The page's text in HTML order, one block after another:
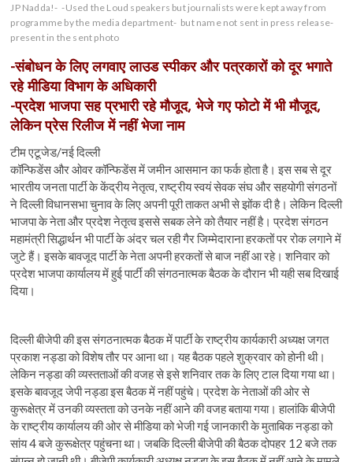
JP Nadda!- -Used the Loud speakers but journalists were kept away from
programme by the media department- but name not sent in press release-
present in the sent photo
-संबोधन के लिए लगवाए लाउड स्पीकर और पत्रकारों को दूर भगाते
रहे मीडिया विभाग के अधिकारी
-प्रदेश भाजपा सह प्रभारी रहे मौजूद, भेजे गए फोटो में भी मौजूद,
लेकिन प्रेस रिलीज में नहीं भेजा नाम
टीम एटूजेड/नई दिल्ली
कॉन्फिडेंस और ओवर कॉन्फिडेंस में जमीन आसमान का फर्क होता है। इस सब से दूर
भारतीय जनता पार्टी के केंद्रीय नेतृत्व, राष्ट्रीय स्वयं सेवक संघ और सहयोगी संगठनों
ने दिल्ली विधानसभा चुनाव के लिए अपनी पूरी ताकत अभी से झोंक दी है। लेकिन दिल्ली
भाजपा के नेता और प्रदेश नेतृत्व इससे सबक लेने को तैयार नहीं है। प्रदेश संगठन
महामंत्री सिद्धार्थन भी पार्टी के अंदर चल रही गैर जिम्मेदाराना हरकतों पर रोक लगाने में
जुटे हैं। इसके बावजूद पार्टी के नेता अपनी हरकतों से बाज नहीं आ रहे। शनिवार को
प्रदेश भाजपा कार्यालय में हुई पार्टी की संगठनात्मक बैठक के दौरान भी यही सब दिखाई
दिया।
दिल्ली बीजेपी की इस संगठनात्मक बैठक में पार्टी के राष्ट्रीय कार्यकारी अध्यक्ष जगत
प्रकाश नड्डा को विशेष तौर पर आना था। यह बैठक पहले शुक्रवार को होनी थी।
लेकिन नड्डा की व्यस्तताओं की वजह से इसे शनिवार तक के लिए टाल दिया गया था।
इसके बावजूद जेपी नड्डा इस बैठक में नहीं पहुंचे। प्रदेश के नेताओं की ओर से
कुरूक्षेत्र में उनकी व्यस्तता को उनके नहीं आने की वजह बताया गया। हालांकि बीजेपी
के राष्ट्रीय कार्यालय की ओर से मीडिया को भेजी गई जानकारी के मुताबिक नड्डा को
सांय 4 बजे कुरूक्षेत्र पहुंचना था। जबकि दिल्ली बीजेपी की बैठक दोपहर 12 बजे तक